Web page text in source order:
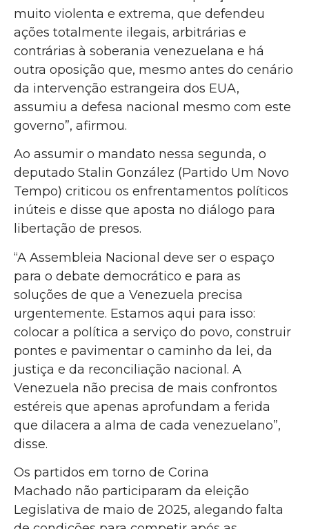
muito violenta e extrema, que defendeu
ações totalmente ilegais, arbitrárias e
contrárias à soberania venezuelana e há
outra oposição que, mesmo antes do cenário
da intervenção estrangeira dos EUA,
assumiu a defesa nacional mesmo com este
governo”, afirmou.
Ao assumir o mandato nessa segunda, o
deputado Stalin González (Partido Um Novo
Tempo) criticou os enfrentamentos políticos
inúteis e disse que aposta no diálogo para
libertação de presos.
“A Assembleia Nacional deve ser o espaço
para o debate democrático e para as
soluções de que a Venezuela precisa
urgentemente. Estamos aqui para isso:
colocar a política a serviço do povo, construir
pontes e pavimentar o caminho da lei, da
justiça e da reconciliação nacional. A
Venezuela não precisa de mais confrontos
estéreis que apenas aprofundam a ferida
que dilacera a alma de cada venezuelano”,
disse.
Os partidos em torno de Corina
Machado não participaram da eleição
Legislativa de maio de 2025, alegando falta